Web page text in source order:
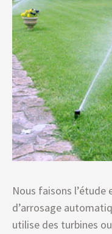
Nous faisons
d’arrosage
utilise des turbines